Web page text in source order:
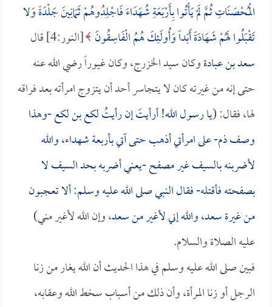
الْمُحْصَنَاتِ ثُمَّ لَمْ يَأْتُوا بِأَرْبَعَةِ شُهَدَاءَ فَاجْلِدُوهُمْ ثَمَانِينَ جَلْدَةً وَلا
تَقْبَلُوا لَهُمْ شَهَادَةً أَبَداً وَأُولَئِكَ هُمُ الْفَاسِقُونَ [النور:4] قال
سعد بن عبادةوكان سيد الخزرج، وكان غيوراً رضي الله عنه
حتى إنه من غيرته كان لا يتجاسر أحد أن يتزوج امرأته بعد فراقه
لها، فقال: (يا رسول الله! أرأيتَ إن رأيتُ لكع بن لكع -وهذا
وصف ذم- على امرأتي أذهب حتى آتي بأربعة شهداء، والله
لأضربنه بالسيف غير مصفح -يعني أضربه بحد السيف لا
بصفحته فأقتله- فقال النبي صلى الله عليه وسلم: ألا تعجبون
من غيرةسعد، والله إني لأغير منسعد، وإن الله لأغير مني)
عليه الصلاة والسلام.
فبين صلى الله عليه وسلم في هذا الحديث أن الله يغار من زنا
الرجل أو زنا المرأة، وأن ذلك من أسباب سخط الله وعقابه،